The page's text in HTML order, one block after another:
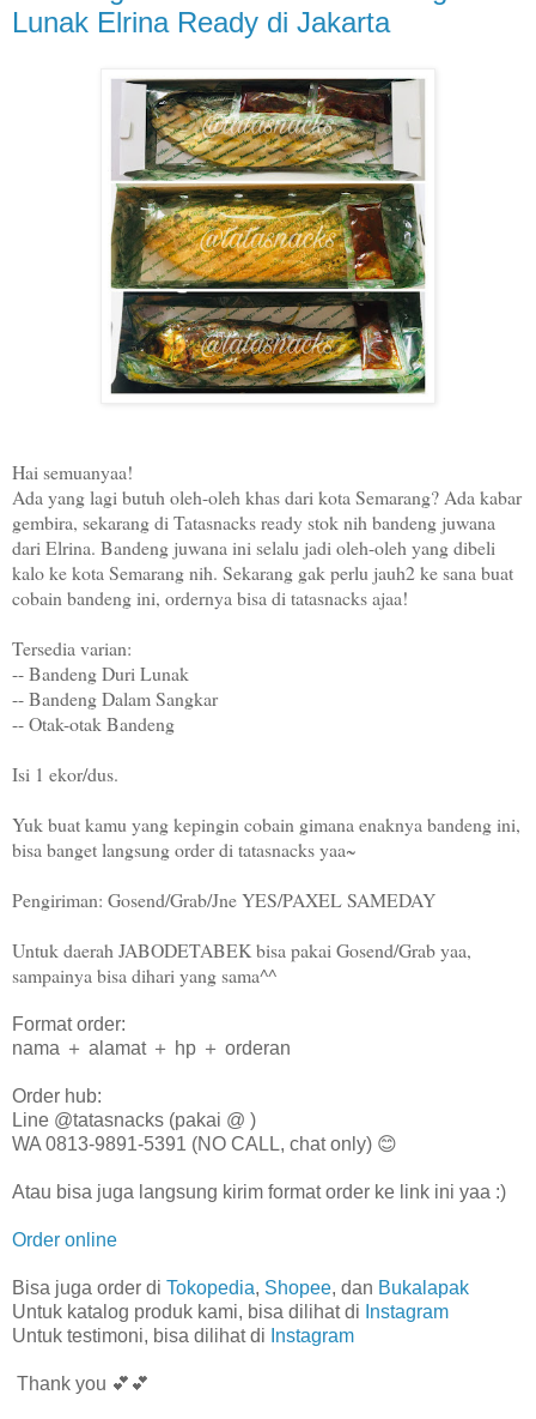
Lunak Elrina Ready di Jakarta
Hai semuanyaa!
Ada yang lagi butuh oleh-oleh khas dari kota Semarang? Ada kabar
gembira, sekarang di Tatasnacks ready stok nih bandeng juwana
dari Elrina. Bandeng juwana ini selalu jadi oleh-oleh yang dibeli
kalo ke kota Semarang nih. Sekarang gak perlu jauh2 ke sana buat
cobain bandeng ini, ordernya bisa di tatasnacks ajaa!
Tersedia varian:
-- Bandeng Duri Lunak
-- Bandeng Dalam Sangkar
-- Otak-otak Bandeng
Isi 1 ekor/dus.
Yuk buat kamu yang kepingin cobain gimana enaknya bandeng ini,
bisa banget langsung order di tatasnacks yaa~
Pengiriman: Gosend/Grab/Jne YES/PAXEL SAMEDAY
Untuk daerah JABODETABEK bisa pakai Gosend/Grab yaa,
sampainya bisa dihari yang sama^^
Format order:
nama ＋ alamat ＋ hp ＋ orderan
Order hub:
Line @tatasnacks (pakai @ )
WA 0813-9891-5391 (NO CALL, chat only) 😊
Atau bisa juga langsung kirim format order ke link ini yaa :)
Order online
Bisa juga order di Tokopedia, Shopee, dan Bukalapak
Untuk katalog produk kami, bisa dilihat di Instagram
Untuk testimoni, bisa dilihat di Instagram
Thank you 💕💕